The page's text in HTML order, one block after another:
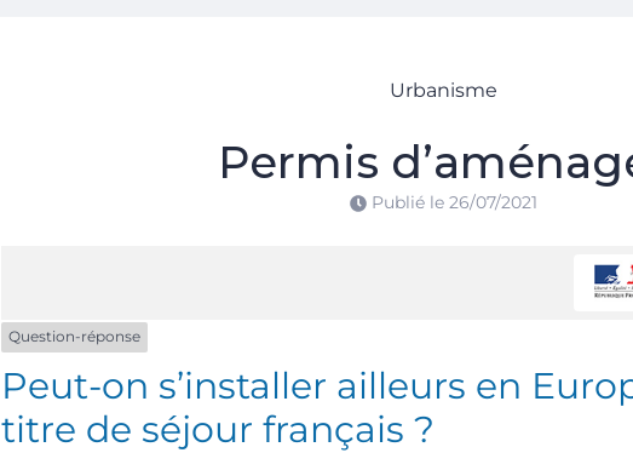
Urbanisme
Permis
Publié le 26/07/2021
Question-réponse
Peut-on s’installer ailleurs en
titre de séjour français ?